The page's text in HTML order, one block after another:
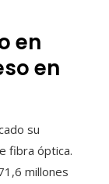
en
en
su
fibra óptica.
millones